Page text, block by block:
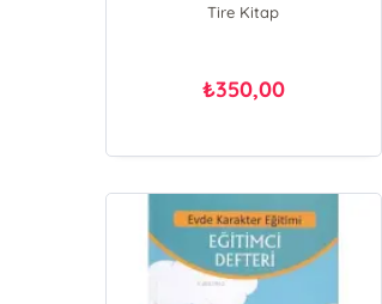
Tire Kitap
₺350,00